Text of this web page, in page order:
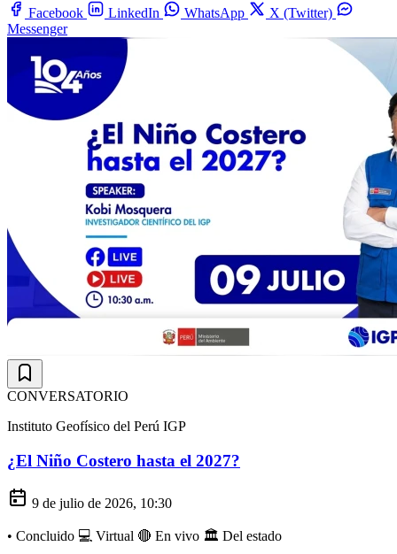
Facebook LinkedIn WhatsApp
X (Twitter)
Messenger
CONVERSATORIO
Instituto Geofísico del Perú IGP
¿El Niño Costero hasta el 2027?
9 de julio de 2026, 10:30
• Concluido 💻 Virtual 🔴 En vivo 🏛️ Del estado